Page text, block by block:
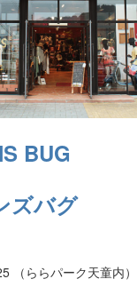
BUG
ズバグ
（ららパーク天童内）